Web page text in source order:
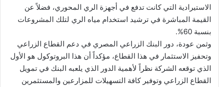
الاستيرادية التي كانت تدفع في أجهزة الري المحوري، فضلاً عن
القيمة المباشرة في ترشيد استخدام مياه الري لتلك المشروعات
بنسبة 60%.
وثمن عودة، دور البنك الزراعي المصري في دعم القطاع الزراعي
وتحفيز الاستثمار في هذا القطاع، مؤكداً أن هذا البروتوكول هو الأول
الذي توقعه الشركة نظراً لأهمية الدور الذي يلعبه البنك في تمويل
القطاع الزراعي وتوفير كافة التسهيلات للمزارعين والمستثمرين